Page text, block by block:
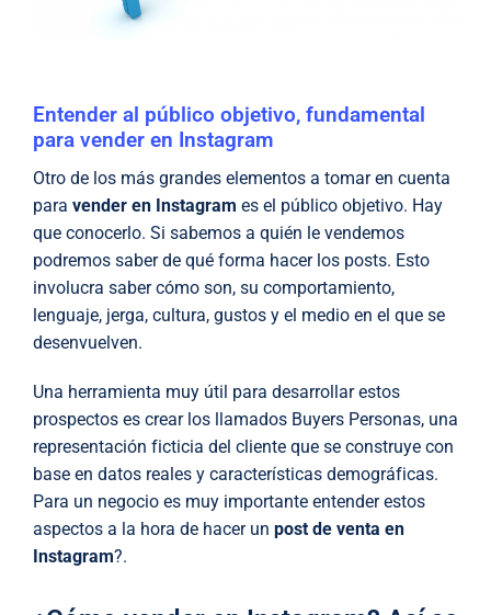
Entender al público objetivo, fundamental
para vender en Instagram
Otro de los más grandes elementos a tomar en cuenta
para vender en Instagram es el público objetivo. Hay
que conocerlo. Si sabemos a quién le vendemos
podremos saber de qué forma hacer los posts. Esto
involucra saber cómo son, su comportamiento,
lenguaje, jerga, cultura, gustos y el medio en el que se
desenvuelven.
Una herramienta muy útil para desarrollar estos
prospectos es crear los llamados Buyers Personas, una
representación ficticia del cliente que se construye con
base en datos reales y características demográficas.
Para un negocio es muy importante entender estos
aspectos a la hora de hacer un post de venta en
Instagram?.